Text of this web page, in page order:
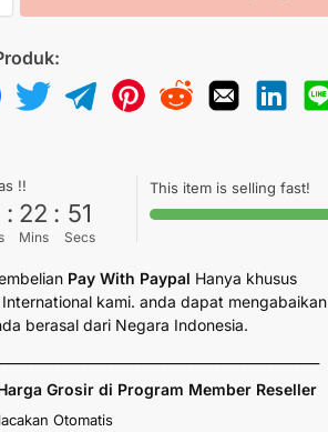
!!
: 22
Mins
: 50
Secs
This item is selling fast!
Pay With Paypal Hanya khusus
kami. anda dapat mengabaikan
berasal dari Negara Indonesia.
Grosir di Program Member Reseller
Otomatis